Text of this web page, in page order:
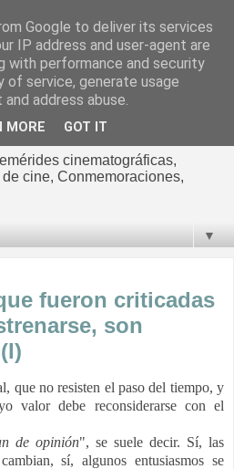
de Jorge
cinematográficas,
cine, Conmemoraciones,
▼
fueron criticadas
son
que no resisten el paso del tiempo, y
valor debe reconsiderarse con el
de opinión", se suele decir. Sí, las
sí, algunos entusiasmos se
Google to deliver its services
IP address and user-agent are
with performance and security
service, generate usage
address abuse.
MORE GOT IT